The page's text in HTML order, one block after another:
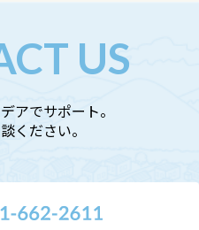
US
アでサポート。
ください。